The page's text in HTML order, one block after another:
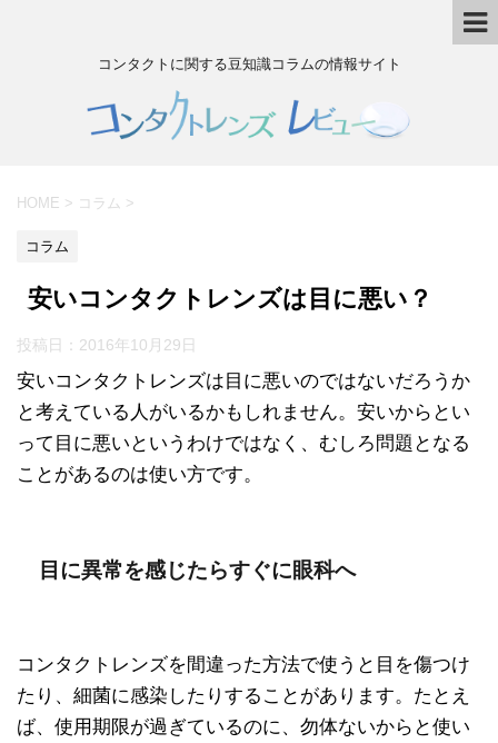
コンタクトに関する豆知識コラムの情報サイト
HOME > コラム >
コラム
安いコンタクトレンズは目に悪い？
投稿日： 2016年10月29日
安いコンタクトレンズは目に悪いのではないだろうか
と考えている人がいるかもしれません。安いからとい
って目に悪いというわけではなく、むしろ問題となる
ことがあるのは使い方です。
目に異常を感じたらすぐに眼科へ
コンタクトレンズを間違った方法で使うと目を傷つけ
たり、細菌に感染したりすることがあります。たとえ
ば、使用期限が過ぎているのに、勿体ないからと使い